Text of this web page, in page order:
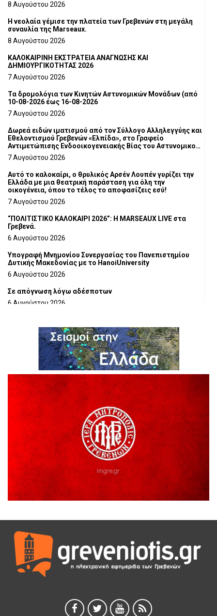
8 Αυγούστου 2026
Η νεολαία γέμισε την πλατεία των Γρεβενών στη μεγάλη
συναυλία της Marseaux.
8 Αυγούστου 2026
ΚΑΛΟΚΑΙΡΙΝΗ ΕΚΣΤΡΑΤΕΙΑ ΑΝΑΓΝΩΣΗΣ ΚΑΙ
ΔΗΜΙΟΥΡΓΙΚΟΤΗΤΑΣ 2026
7 Αυγούστου 2026
Τα δρομολόγια των Κινητών Αστυνομικών Μονάδων (από
10-08-2026 έως 16-08-2026
7 Αυγούστου 2026
Δωρεά ειδών ιματισμού από τον Σύλλογο Αλληλεγγύης και
Εθελοντισμού Γρεβενών «Ελπίδα», στο Γραφείο
Αντιμετώπισης Ενδοοικογενειακής Βίας του Αστυνομικού
Τμήματος Γρεβενών
7 Αυγούστου 2026
Αυτό το καλοκαίρι, ο θρυλικός Αρσέν Λουπέν γυρίζει την
Ελλάδα με μια θεατρική παράσταση για όλη την
οικογένεια, όπου το τέλος το αποφασίζεις εσύ!
7 Αυγούστου 2026
“ΠΟΛΙΤΙΣΤΙΚΟ ΚΑΛΟΚΑΙΡΙ 2026”: Η MARSEAUX LIVE στα
Γρεβενά.
6 Αυγούστου 2026
Υπογραφή Μνημονίου Συνεργασίας του Πανεπιστημίου
Δυτικής Μακεδονίας με το HanoiUniversity
6 Αυγούστου 2026
Σε απόγνωση λόγω αδέσποτων
6 Αυγούστου 2026
6 Αυγούστου 2026
Ολοκληρώνεται η ασφαλτόστρωση της οδού Περιβόλι –
6 Αυγούστου 2026
H παραδοχή λαθών είναι (και) δύναμη
5 Αυγούστου 2026
Ο ΑΝΔΡΕΑΣ ΑΣΛΑΝΙΔΗΣ ΣΥΝΕΧΙΖΕΙ ΣΤΟΝ ΠΡΩΤΕΑ
ΓΡΕΒΕΝΩΝ
5 Αυγούστου 2026
Ευχαριστήριο Εκπολιτιστικού Συλλόγου Ταξιάρχη προς κ.
Παρασχάκη Αθανάσιο
5 Αυγούστου 2026
Διακοπή υδροδότησης του Α΄ κλάδου ύδρευσης
5 Αυγούστου 2026
Θερινό Σινεμά στο πλαίσιο του «Πολιτιστικού
Καλοκαιριού 2026» με την βραβευμένη ταινία «Μικρές
Ανάσες».
5 Αυγούστου 2026
5 Αυγούστου 2026